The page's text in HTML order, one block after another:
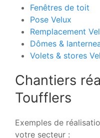
Fenêtres de toit
Pose Velux
Remplacement
Dômes &
Volets & stores
Chantiers
Toufflers
Exemples de
votre secteur :